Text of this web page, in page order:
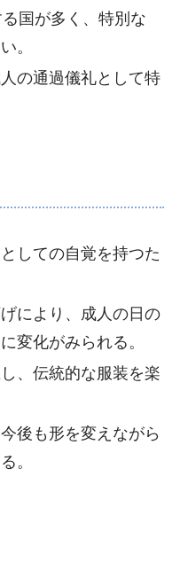
国が多く、特別な
。
の通過儀礼として特
しての自覚を持つた
により、成人の日の
変化がみられる。
、伝統的な服装を楽
後も形を変えながら
。